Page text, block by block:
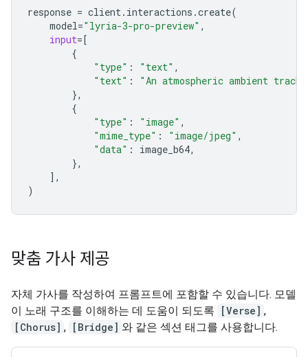
response = client. interactions .create(
model="lyria-3-pro-preview" ,
input=[
{
"type" : "text" ,
"text" :
"An atmospheric ambient
},
{
"type" : "image" ,
"mime_type" : "image/jpeg" ,
"data" : image_b64,
},
],
)
맞춤 가사 제공
자체 가사를 작성하여 프롬프트에 포함할 수 있습니다. 모델
이 노래 구조를 이해하는 데 도움이 되도록
[Verse] ,
[Chorus] , [Bridge] 와 같은 섹션 태그를 사용합니다.